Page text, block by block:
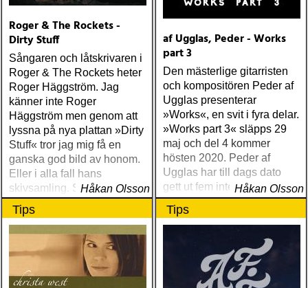
Roger & The Rockets -
Dirty Stuff
Sångaren och låtskrivaren i
Roger & The Rockets heter
Roger Häggström. Jag
känner inte Roger
Häggström men genom att
lyssna på nya plattan »Dirty
Stuff« tror jag mig få en
ganska god bild av honom.
Eller i alla fall hans
skivsamling. Som sannolikt
är stor och gedigen
Håkan Olsson
af Ugglas, Peder - Works
part 3
Den mästerlige gitarristen
och kompositören Peder af
Ugglas presenterar
»Works«, en svit i fyra delar.
»Works part 3« släpps 29
maj och del 4 kommer
hösten 2020. Peder af
Ugglas har till dags dato
gett ut fem internationellt
hyllade soloalbum
Håkan Olsson
Tips Tips